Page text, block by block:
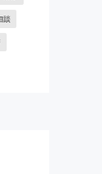
談